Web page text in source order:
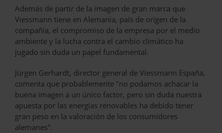
Además de partir de la imagen de gran marca que
Viessmann tiene en Alemania, país de origen de la
compañía, el compromiso de la empresa por el medio
ambiente y la lucha contra el cambio climático ha
jugado sin duda un papel fundamental.
Jürgen Gerhardt, director general de Viessmann España,
comenta que probablemente "no podamos achacar la
buena imagen a un único factor, pero sin duda nuestra
apuesta por las energías renovables ha debido tener
gran peso en la valoración de los consumidores
alemanes".